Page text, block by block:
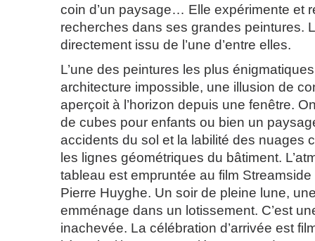
coin d’un paysage… Elle expérimente et
recherches dans ses grandes peintures.
directement issu de l’une d’entre elles.
L’une des peintures les plus
architecture impossible, une illusion de
aperçoit à l’horizon depuis une fenêtre.
de cubes pour enfants ou bien un
accidents du sol et la labilité des nuages
les lignes géométriques du bâtiment.
tableau est empruntée au film
Pierre Huyghe. Un soir de pleine lune,
emménage dans un lotissement. C’est
inachevée. La célébration d’arrivée est